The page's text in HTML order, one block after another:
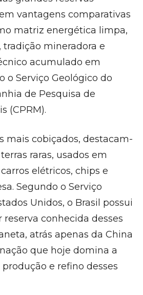
vantagens comparativas
matriz energética limpa,
mineradora e
acumulado em
o Serviço Geológico do
de Pesquisa de
(CPRM).
mais cobiçados, destacam-
raras, usados em
elétricos, chips e
Segundo o Serviço
Unidos, o Brasil possui
conhecida desses
atrás apenas da China
que hoje domina a
e refino desses